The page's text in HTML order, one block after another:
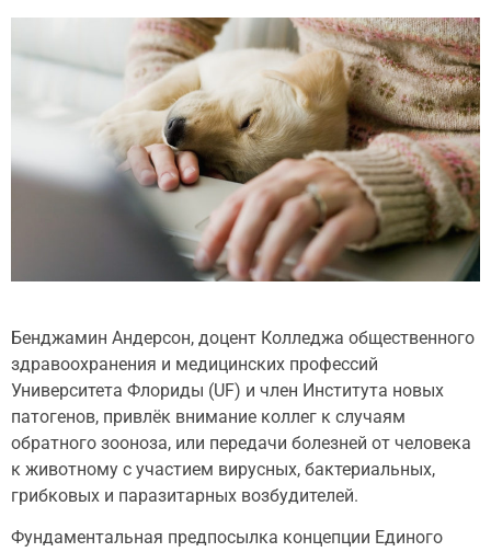
Бенджамин Андерсон, доцент Колледжа общественного
здравоохранения и медицинских профессий
Университета Флориды (UF) и член Института новых
патогенов, привлёк внимание коллег к случаям
обратного зооноза, или передачи болезней от человека
к животному с участием вирусных, бактериальных,
грибковых и паразитарных возбудителей.
Фундаментальная предпосылка концепции Единого